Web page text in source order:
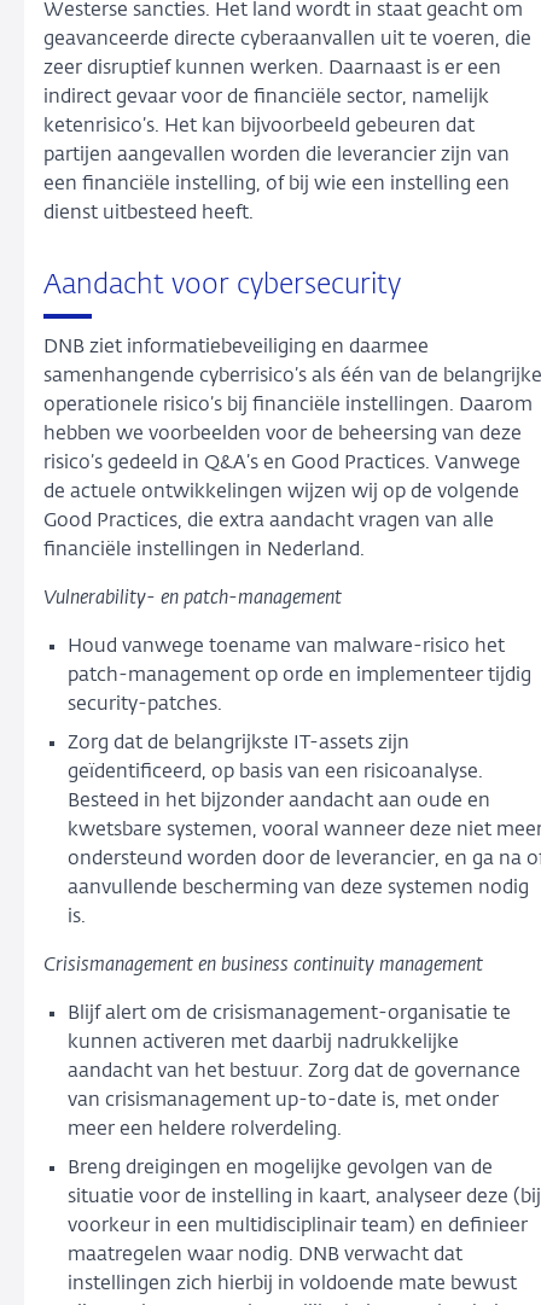
Westerse sancties. Het land wordt in staat geacht om
geavanceerde directe cyberaanvallen uit te voeren, die
zeer disruptief kunnen werken. Daarnaast is er een
indirect gevaar voor de financiële sector, namelijk
ketenrisico’s. Het kan bijvoorbeeld gebeuren dat
partijen aangevallen worden die leverancier zijn van
een financiële instelling, of bij wie een instelling een
dienst uitbesteed heeft.
Aandacht voor cybersecurity
DNB ziet informatiebeveiliging en daarmee
samenhangende cyberrisico’s als één van de belangrijke
operationele risico’s bij financiële instellingen. Daarom
hebben we voorbeelden voor de beheersing van deze
risico’s gedeeld in Q&A’s en Good Practices. Vanwege
de actuele ontwikkelingen wijzen wij op de volgende
Good Practices, die extra aandacht vragen van alle
financiële instellingen in Nederland.
Vulnerability- en patch-management
Houd vanwege toename van malware-risico het
patch-management op orde en implementeer tijdig
security-patches.
Zorg dat de belangrijkste IT-assets zijn
geïdentificeerd, op basis van een risicoanalyse.
Besteed in het bijzonder aandacht aan oude en
kwetsbare systemen, vooral wanneer deze niet
ondersteund worden door de leverancier, en ga na
aanvullende bescherming van deze systemen nodig
is.
Crisismanagement en business continuity management
Blijf alert om de crisismanagement-organisatie te
kunnen activeren met daarbij nadrukkelijke
aandacht van het bestuur. Zorg dat de governance
van crisismanagement up-to-date is, met onder
meer een heldere rolverdeling.
Breng dreigingen en mogelijke gevolgen van de
situatie voor de instelling in kaart, analyseer deze (bij
voorkeur in een multidisciplinair team) en definieer
maatregelen waar nodig. DNB verwacht dat
instellingen zich hierbij in voldoende mate bewust